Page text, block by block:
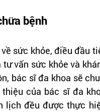
bệnh
về sức khỏe, điều đầu
tư vấn sức khỏe và
bác sĩ đa khoa sẽ
của bác sĩ đa
lịch đều được thực